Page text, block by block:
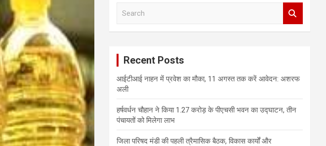
Recent Posts
आईटीआई नाहन में प्रवेश का मौका, 11 अगस्त तक करें आवेदन: अशरफ
अली
हर्षवर्धन चौहान ने किया 1.27 करोड़ के पीएचसी भवन का उद्घाटन, तीन
पंचायतों को मिलेगा लाभ
जिला परिषद मंडी की पहली त्रैमासिक बैठक, विकास कार्यों और